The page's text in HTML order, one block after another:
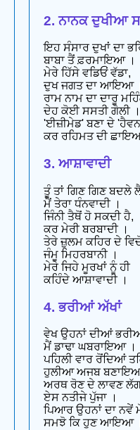
2. ਨਾਨਕ ਦੁਖੀਆ
ਇਹ ਸੰਸਾਰ ਦੁਖਾਂ ਦਾ
ਬਾਬਾ ਤੈਂ ਫ਼ਰਮਾਇਆ ।
ਮੇਰੇ ਹਿੱਸੇ ਵਡਿਓਂ ਵੱਡਾ,
ਦੁਖ ਜਗਤ ਦਾ ਆਇਆ
ਰਾਮ ਨਾਮ ਦਾ ਦਾਰੂ
ਦੇਹ ਕੋਈ ਸਸਤੀ ਗੋਲੀ ।
'ਈਜ਼ੀਮੇਡ' ਬਣਾ ਦੇ
ਕਰ ਰਹਿਮਤ ਦੀ
3. ਆਸ਼ਾਵਾਦੀ
ਤੂੰ ਤਾਂ ਗਿਣ ਗਿਣ ਬਦਲੇ
ਮੈਂ ਤੇਰਾ ਧੰਨਵਾਦੀ ।
ਜਿੰਨੀ ਤੈਥੋਂ ਹੋ ਸਕਦੀ ਹੈ,
ਕਰ ਮੇਰੀ ਬਰਬਾਦੀ ।
ਤੇਰੇ ਜ਼ੁਲਮ ਕਹਿਰ ਦੇ
ਜੰਮੂ ਮਿਹਰਬਾਨੀ ।
ਮੇਰੇ ਜਿਹੇ ਮੂਰਖਾਂ ਨੂੰ ਹੀ
ਕਹਿੰਦੇ ਆਸ਼ਾਵਾਦੀ ।
4. ਭਰੀਆਂ ਅੱਖਾਂ
ਵੇਖ ਉਹਨਾਂ ਦੀਆਂ
ਮੈਂ ਡਾਢਾ ਘਬਰਾਇਆ ।
ਪਹਿਲੀ ਵਾਰ ਰੋਂਦਿਆਂ
ਹੁਲੀਆ ਅਜਬ
ਅਰਥ ਰੋਣ ਦੇ ਲਾਵਣ
ਏਸ ਨਤੀਜੇ ਪੁੱਜਾ ।
ਪਿਆਰ ਉਹਨਾਂ ਦਾ ਨਵੇਂ
ਸਮਝੋ ਕਿ ਹੁਣ ਆਇਆ